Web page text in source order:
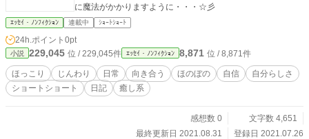
に魔法がかかりますように・・・☆彡
ｴｯｾｲ・ﾉﾝﾌｨｸｼｮﾝ 連載中 ｼｮｰﾄｼｮｰﾄ
24h.ポイント 0pt
小説 229,045 位 / 229,045件 ｴｯｾｲ・ﾉﾝﾌｨｸｼｮﾝ 8,871 位 / 8,871件
ほっこり じんわり 日常 向き合う ほのぼの 自信
自分らしさ
ショートショート
日記 癒し系
感想数 0
文字数 4,651
最終更新日 2021.08.31
登録日 2021.07.26